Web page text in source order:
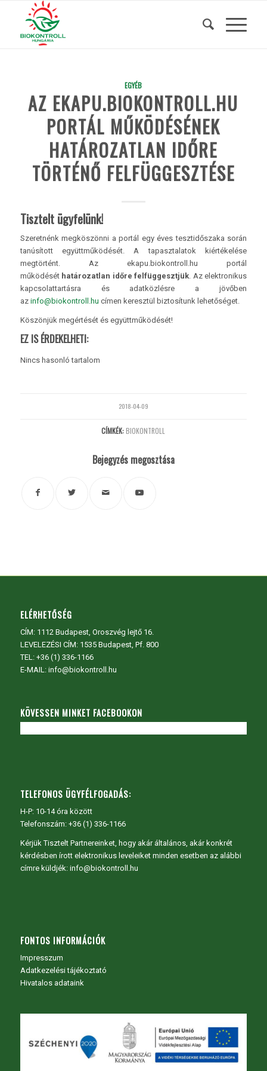
EGYÉB
AZ EKAPU.BIOKONTROLL.HU
PORTÁL MŰKÖDÉSÉNEK
HATÁROZATLAN IDŐRE
TÖRTÉNŐ FELFÜGGESZTÉSE
Tisztelt ügyfelünk!
Szeretnénk megköszönni a portál egy éves tesztidőszaka során
tanúsított együttműködését. A tapasztalatok kiértékelése
megtörtént. Az ekapu.biokontroll.hu portál
működéséthatározatlan időre felfüggesztjük. Az elektronikus
kapcsolattartásra és adatközlésre a jövőben
az info@biokontroll.hu címen keresztül biztosítunk lehetőséget.
Köszönjük megértését és együttműködését!
EZ IS ÉRDEKELHETI:
Nincs hasonló tartalom
2018-04-09
CÍMKÉK: BIOKONTROLL
Bejegyzés megosztása
ELÉRHETŐSÉG
CÍM: 1112 Budapest, Oroszvég lejtő 16.
LEVELEZÉSI CÍM: 1535 Budapest, Pf. 800
TEL: +36 (1) 336-1166
E-MAIL: info@biokontroll.hu
KÖVESSEN MINKET FACEBOOKON
TELEFONOS ÜGYFÉLFOGADÁS:
H-P: 10-14 óra között
Telefonszám: +36 (1) 336-1166
Kérjük Tisztelt Partnereinket, hogy akár általános, akár konkrét
kérdésben írott elektronikus leveleiket minden esetben az alábbi
címre küldjék: info@biokontroll.hu
FONTOS INFORMÁCIÓK
Impresszum
Adatkezelési tájékoztató
Hivatalos adataink